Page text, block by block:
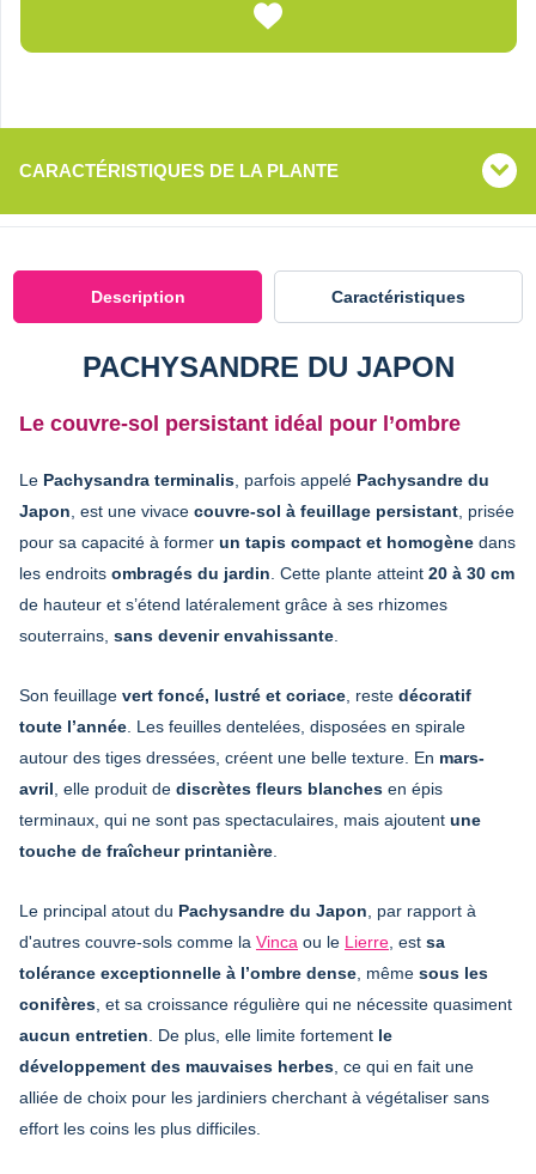
CARACTÉRISTIQUES DE LA PLANTE
Description Caractéristiques
PACHYSANDRE DU JAPON
Le couvre-sol persistant idéal pour l’ombre
Le Pachysandra terminalis , parfois appelé Pachysandre du
Japon , est une vivace couvre-sol à feuillage persistant , prisée
pour sa capacité à former un tapis compact et homogène dans
les endroits ombragés du jardin . Cette plante atteint 20 à 30 cm
de hauteur et s’étend latéralement grâce à ses rhizomes
souterrains, sans devenir envahissante
Son feuillage vert foncé, lustré et coriace , reste décoratif
toute l’année . Les feuilles dentelées, disposées en spirale
autour des tiges dressées, créent une belle texture. En mars-
avril , elle produit de discrètes fleurs blanches en épis
terminaux, qui ne sont pas spectaculaires, mais ajoutent une
touche de fraîcheur printanière
Le principal atout du Pachysandre du Japon , par rapport à
d'autres couvre-sols comme la Vinca ou le Lierre , est sa
tolérance exceptionnelle à l’ombre dense , même sous les
conifères , et sa croissance régulière qui ne nécessite quasiment
aucun entretien . De plus, elle limite fortement le
développement des mauvaises herbes , ce qui en fait une
alliée de choix pour les jardiniers cherchant à végétaliser sans
effort les coins les plus difficiles.